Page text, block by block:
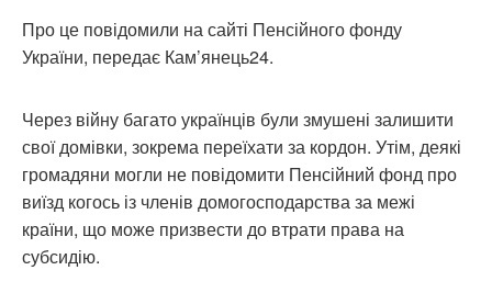
Про це повідомили на сайті Пенсійного фонду
України, передає Кам’янець24.
Через війну багато українців були змушені залишити
свої домівки, зокрема переїхати за кордон. Утім, деякі
громадяни могли не повідомити Пенсійний фонд про
виїзд когось із членів домогосподарства за межі
країни, що може призвести до втрати права на
субсидію.